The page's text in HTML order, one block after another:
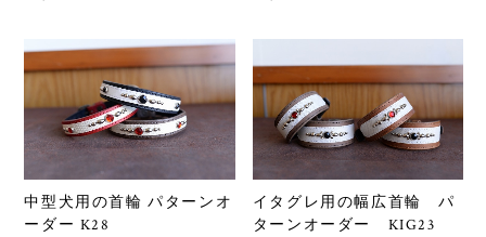
中型犬用の首輪 パターンオ
ーダー K28
イタグレ用の幅広首輪 パ
ターンオーダー KIG23